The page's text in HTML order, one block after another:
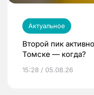
Актуальное
Второй пик
Томске — когда?
15:28 / 05.08.26